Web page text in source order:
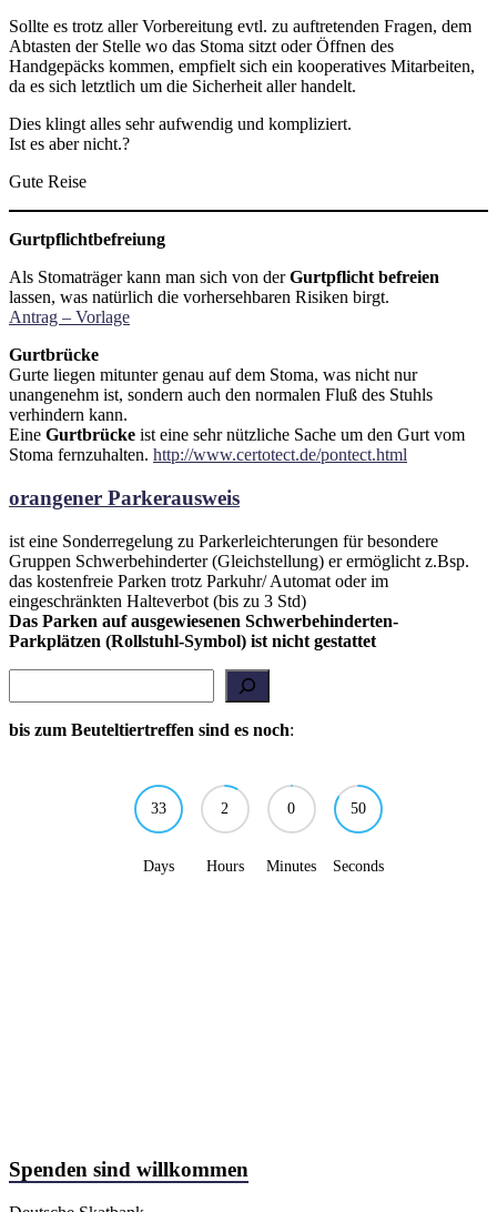
Sollte es trotz aller Vorbereitung evtl. zu auftretenden Fragen, dem
Abtasten der Stelle wo das Stoma sitzt oder Öffnen des
Handgepäcks kommen, empfielt sich ein kooperatives Mitarbeiten,
da es sich letztlich um die Sicherheit aller handelt.
Dies klingt alles sehr aufwendig und kompliziert.
Ist es aber nicht.?
Gute Reise
Gurtpflichtbefreiung
Als Stomaträger kann man sich von derGurtpflicht befreien
lassen, was natürlich die vorhersehbaren Risiken birgt.
Antrag – Vorlage
Gurtbrücke
Gurte liegen mitunter genau auf dem Stoma, was nicht nur
unangenehm ist, sondern auch den normalen Fluß des Stuhls
verhindern kann.
Eine Gurtbrücke ist eine sehr nützliche Sache um den Gurt vom
Stoma fernzuhalten. http://www.certotect.de/pontect.html
orangener Parkerausweis
ist eine Sonderregelung zu Parkerleichterungen für besondere
Gruppen Schwerbehinderter (Gleichstellung) er ermöglicht z.Bsp.
das kostenfreie Parken trotz Parkuhr/ Automat oder im
eingeschränkten Halteverbot (bis zu 3 Std)
Das Parken auf ausgewiesenen Schwerbehinderten-
Parkplätzen (Rollstuhl-Symbol) ist nicht gestattet
bis zum Beuteltiertreffen sind es noch:
33 2 0 50
Days Hours Minutes Seconds
Spenden sind willkommen